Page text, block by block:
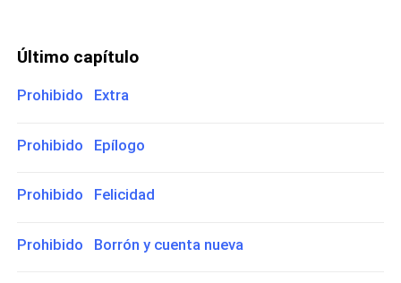
Último capítulo
Prohibido Extra
Prohibido Epílogo
Prohibido Felicidad
Prohibido Borrón y cuenta nueva